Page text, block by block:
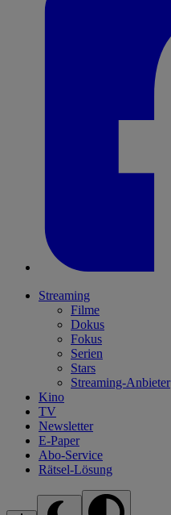
Streaming
Filme
Dokus
Fokus
Serien
Stars
Streaming-Anbieter
Kino
TV
Newsletter
E-Paper
Abo-Service
Rätsel-Lösung